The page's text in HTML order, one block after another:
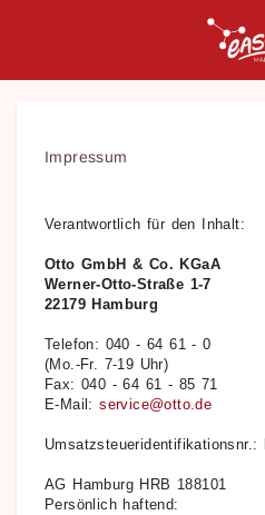
Impressum
Verantwortlich für den Inhalt:
Otto GmbH & Co. KGaA
Werner-Otto-Straße 1-7
22179 Hamburg
Telefon: 040 - 64 61 - 0
(Mo.-Fr. 7-19 Uhr)
Fax: 040 - 64 61 - 85 71
E-Mail:service@otto.de
Umsatzsteueridentifikationsnr.:
AG Hamburg HRB 188101
Persönlich haftend: